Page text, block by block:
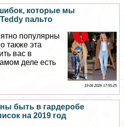
которые мы
пальто
популярны
также эта
вас в
деле есть
19 06 2026 17:55:25
быть в гардеробе
на 2019 год